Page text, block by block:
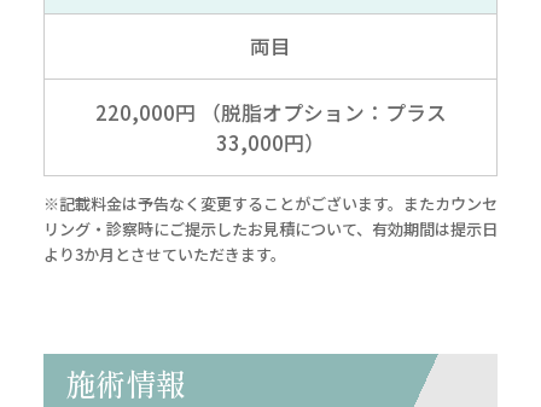
両目
220,000円 （脱脂オプション：プラス
33,000円）
※記載料金は予告なく変更することがございます。またカウンセ
リング・診察時にご提示したお見積について、有効期間は提示日
より3か月とさせていただきます。
施術情報